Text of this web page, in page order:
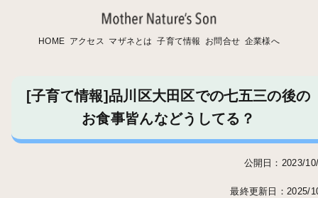
HOME アクセス マザネとは 子育て情報 お問合せ 企業様へ
[子育て情報]品川区大田区での七五三の後の
お食事皆んなどうしてる？
公開日：2023/
最終更新日：2025/